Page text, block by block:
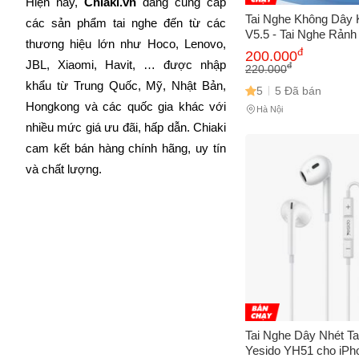
các sản phẩm tai nghe đến từ các
thương hiệu lớn như Hoco, Lenovo,
JBL, Xiaomi, Havit, … được nhập
khẩu từ Trung Quốc, Mỹ, Nhật Bản,
Hongkong và các quốc gia khác với
nhiều mức giá ưu đãi, hấp dẫn. Chiaki
cam kết bán hàng chính hãng, uy tín
và chất lượng.
Tai Nghe Không Dây
V5.5 - Tai Nghe
Chất Lượng Cao Cho
Lái Xe, Chạy, Và Thể
200.000đ
220.000đ
5 5 Đã bán
Hà Nội
Tai Nghe Dây Nhét
Yesido YH51 cho